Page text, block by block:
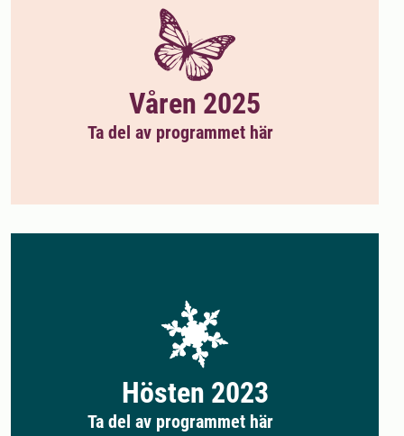
Våren 2025
Ta del av programmet här
Hösten 2023
Ta del av programmet här